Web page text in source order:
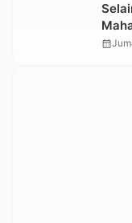
calendar_month